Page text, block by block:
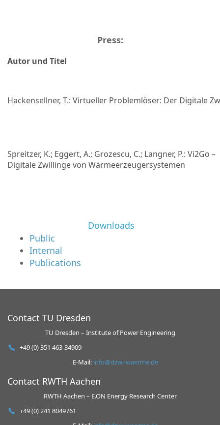
Press:
Autor und Titel
Hackensellner, T.: Virtueller Problemlöser: Der Digitale
Spreitzer, K.; Eggert, A.; Grozescu, C.; Langner, P.: Vi2Go –
Digitale Zwillinge von Wärmeerzeugersystemen
Downloads
Public
Internal
Publications
Contact TU Dresden
TU Dresden – Institute of Power Engineering
+49 (0) 351 463-34909
E-Mail: info@dzwi-waerme.de
Contact RWTH Aachen
RWTH Aachen – E.ON Energy Research Center
+49 (0) 241 8049761